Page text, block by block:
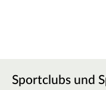
Sportclubs und